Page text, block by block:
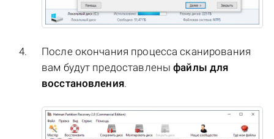
После окончания процесса сканирования
вам будут предоставленыфайлы для
восстановления.